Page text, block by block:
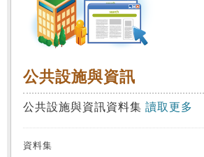
公共設施與資訊
公共設施與資訊
公共設施與資訊資料集 讀取更多
資料集